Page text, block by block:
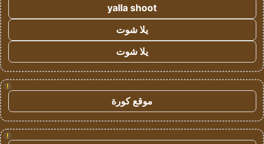
yalla shoot
يلا شوت
يلا شوت
!
موقع كورة
!